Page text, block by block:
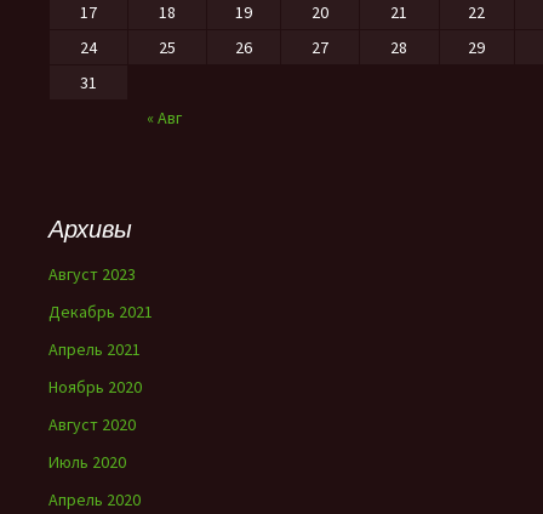
« Авг
17
18 19 20 21
22
24
25 26 27 28
29
31
Архивы
Август 2023
Декабрь 2021
Апрель 2021
Ноябрь 2020
Август 2020
Июль 2020
Апрель 2020